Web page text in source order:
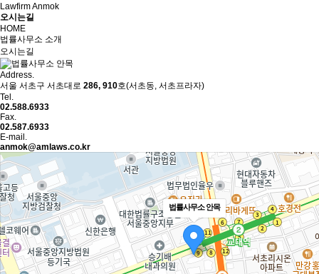
Lawfirm Anmok
오시는길
HOME
법률사무소 소개
오시는길
Address.
서울 서초구 서초대로 286, 910호(서초동, 서초프라자)
Tel.
02.588.6933
Fax.
02.587.6933
E-mail.
anmok@amlaws.co.kr
법률사무소 안목